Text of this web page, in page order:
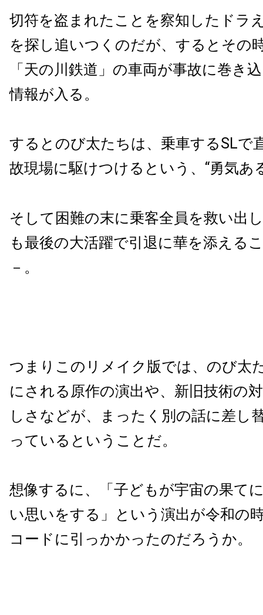
切符を盗まれたことを察知したドラ
を探し追いつくのだが、するとその
「天の川鉄道」の車両が事故に巻き
情報が入る。
するとのび太たちは、乗車するSLで
故現場に駆けつけるという、“勇気あ
そして困難の末に乗客全員を救い出
も最後の大活躍で引退に華を添える
－。
つまりこのリメイク版では、のび太
にされる原作の演出や、新旧技術の
しさなどが、まったく別の話に差し
っているということだ。
想像するに、「子どもが宇宙の果て
い思いをする」という演出が令和の
コードに引っかかったのだろうか。